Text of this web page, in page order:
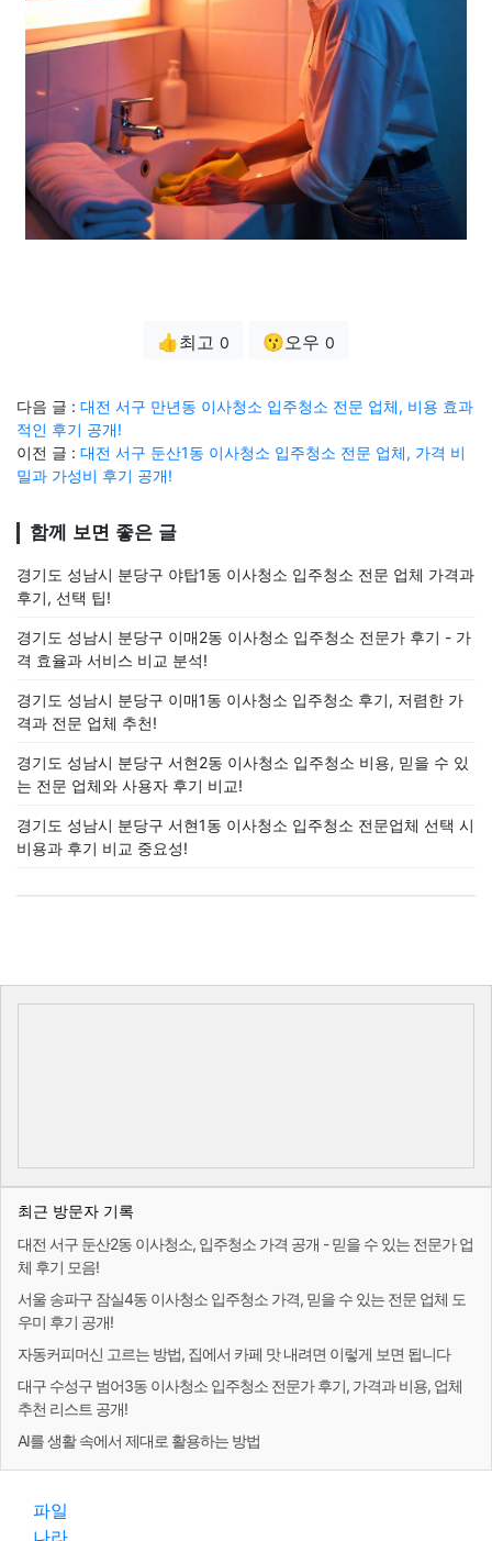
👍최고 0 😗오우 0
다음 글 : 대전 서구 만년동 이사청소 입주청소 전문 업체, 비용 효과
적인 후기 공개!
이전 글 : 대전 서구 둔산1동 이사청소 입주청소 전문 업체, 가격 비
밀과 가성비 후기 공개!
함께 보면 좋은 글
경기도 성남시 분당구 야탑1동 이사청소 입주청소 전문 업체 가격과
후기, 선택 팁!
경기도 성남시 분당구 이매2동 이사청소 입주청소 전문가 후기 - 가
격 효율과 서비스 비교 분석!
경기도 성남시 분당구 이매1동 이사청소 입주청소 후기, 저렴한 가
격과 전문 업체 추천!
경기도 성남시 분당구 서현2동 이사청소 입주청소 비용, 믿을 수 있
는 전문 업체와 사용자 후기 비교!
경기도 성남시 분당구 서현1동 이사청소 입주청소 전문업체 선택 시
비용과 후기 비교 중요성!
최근 방문자 기록
대전 서구 둔산2동 이사청소, 입주청소 가격 공개 - 믿을 수 있는 전문가 업
체 후기 모음!
서울 송파구 잠실4동 이사청소 입주청소 가격, 믿을 수 있는 전문 업체 도
우미 후기 공개!
자동커피머신 고르는 방법, 집에서 카페 맛 내려면 이렇게 보면 됩니다
대구 수성구 범어3동 이사청소 입주청소 전문가 후기, 가격과 비용, 업체
추천 리스트 공개!
AI를 생활 속에서 제대로 활용하는 방법
파일
나라